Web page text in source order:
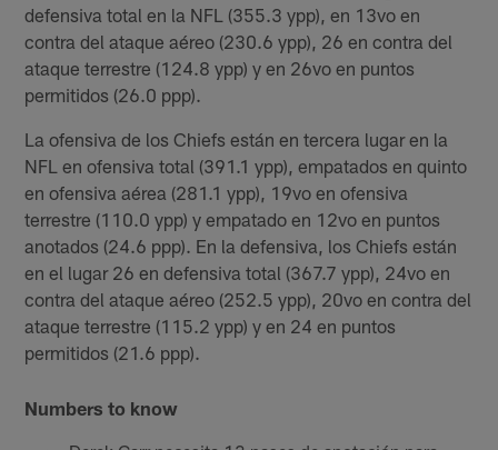
defensiva total en la NFL (355.3 ypp), en 13vo en
contra del ataque aéreo (230.6 ypp), 26 en contra del
ataque terrestre (124.8 ypp) y en 26vo en puntos
permitidos (26.0 ppp).
La ofensiva de los Chiefs están en tercera lugar en la
NFL en ofensiva total (391.1 ypp), empatados en quinto
en ofensiva aérea (281.1 ypp), 19vo en ofensiva
terrestre (110.0 ypp) y empatado en 12vo en puntos
anotados (24.6 ppp). En la defensiva, los Chiefs están
en el lugar 26 en defensiva total (367.7 ypp), 24vo en
contra del ataque aéreo (252.5 ypp), 20vo en contra del
ataque terrestre (115.2 ypp) y en 24 en puntos
permitidos (21.6 ppp).
Numbers to know